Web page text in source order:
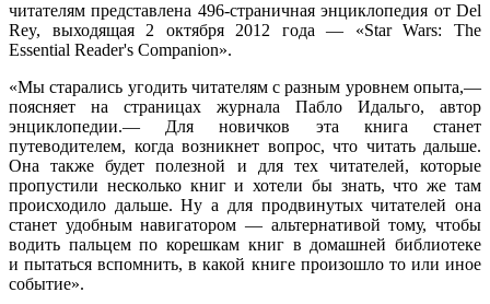
читателям представлена 496-страничная энциклопедия от Del
Rey, выходящая2 октября 2012 года — «Star Wars: The
Essential Reader's Companion».
«Мы старались угодить читателямс разным уровнемопыта,—
поясняет на страницах журнала Пабло Идальго, автор
энциклопедии.— Для новичков эта книга станет
путеводителем, когда возникнет вопрос, что читать дальше.
Она также будет полезной и длятех читателей, которые
пропустили несколько книги хотели бызнать,что же там
происходило дальше.Ну а дляпродвинутых читателей она
станет удобнымнавигатором — альтернативой тому, чтобы
водить пальцем по корешкам книг в домашней библиотеке
и пытаться вспомнить,в какой книге произошло тоили иное
событие».